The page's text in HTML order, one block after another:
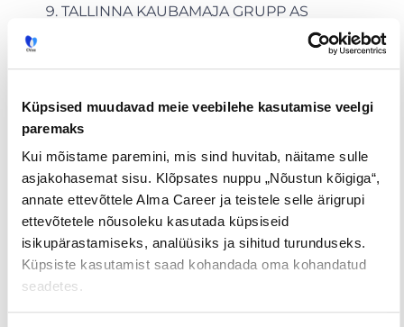
Küpsised muudavad meie veebilehe kasutamise veelgi
paremaks
Kui mõistame paremini, mis sind huvitab, näitame sulle
asjakohasemat sisu. Klõpsates nuppu „Nõustun kõigiga“,
annate ettevõttele Alma Career ja teistele selle ärigrupi
ettevõtetele nõusoleku kasutada küpsiseid
isikupärastamiseks, analüüsiks ja sihitud turunduseks.
Küpsiste kasutamist saad kohandada oma kohandatud
seadetes.
TALLINNA KAUBAMAJA GRUPP AS
IF P&C INSURANCE AS
Täpsemate uuringu tulemuste ja metoodikaga
Uuringu viis läbi CV Online Estonia (CV.ee) –
pikaajaliste kogemustega värbamispartner, kes
pakub laia portfelli tööandjatele ja tööotsijatele
suunatud teenuseid ja erilahendusi.
Tööpakkumised € Avaliku
Kaugtöö ja